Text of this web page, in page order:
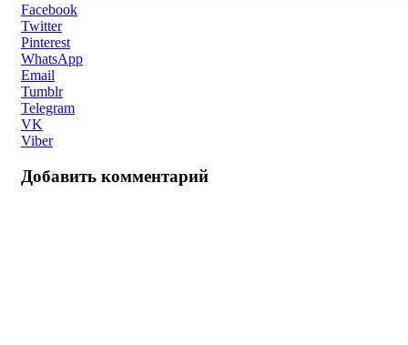
Facebook
Twitter
Pinterest
WhatsApp
Email
Tumblr
Telegram
VK
Viber
Добавить комментарий